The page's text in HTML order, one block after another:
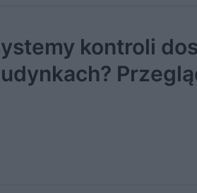
kontroli